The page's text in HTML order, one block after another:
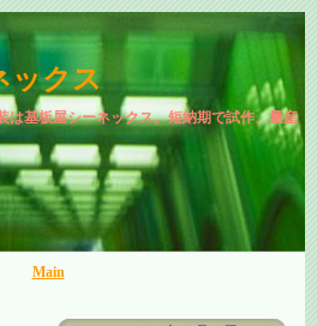
ックス
は基板屋シーネックス。短納期で試作、量産
Main